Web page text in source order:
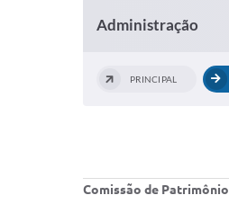
Administração
PRINCIPAL
Comissão de Patrimônio